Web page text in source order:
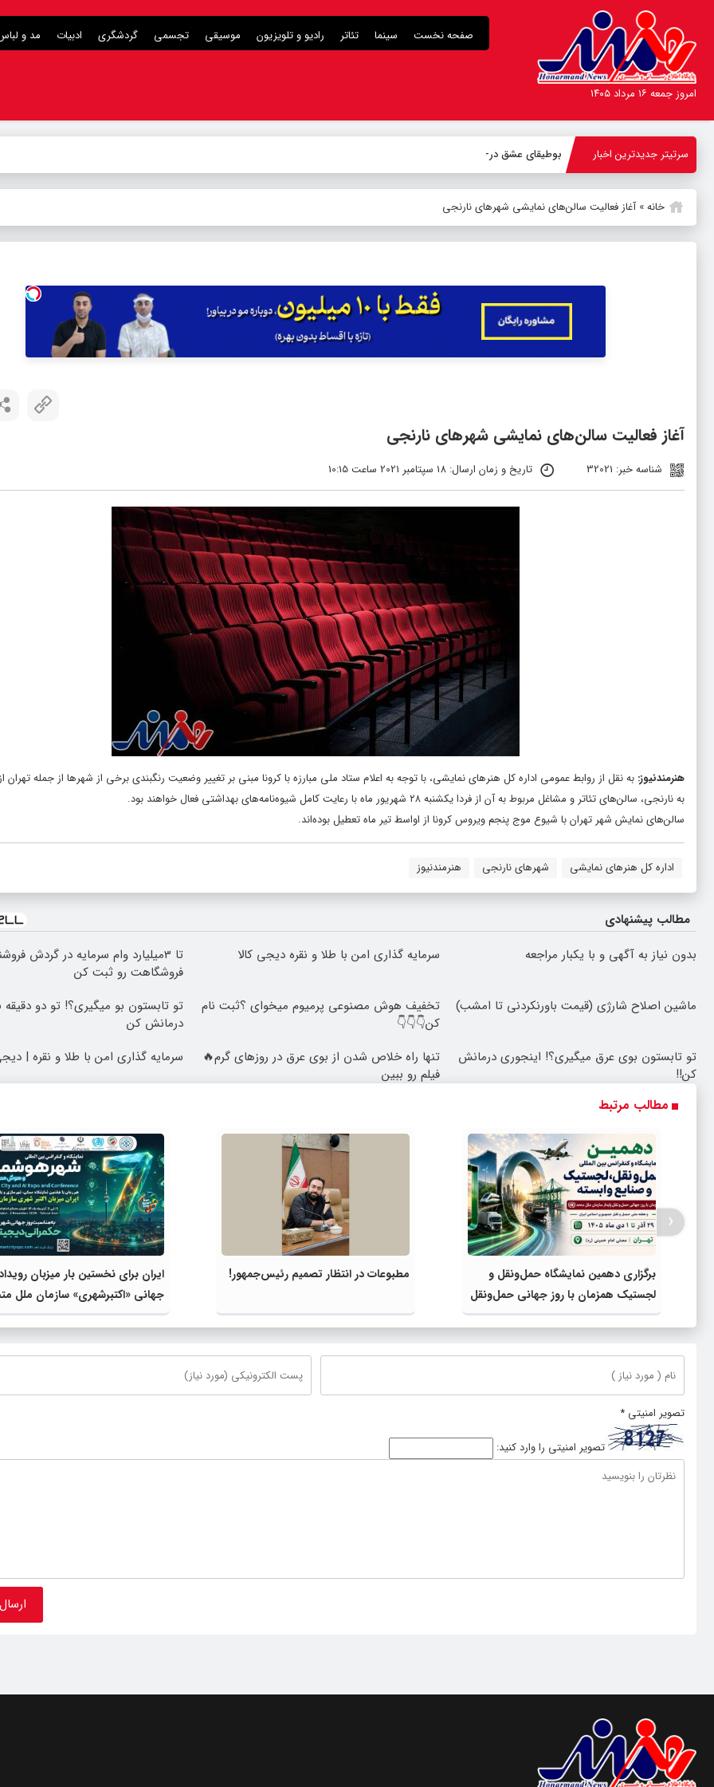
صفحه نخست سینما تئاتر رادیو و تلویزیون موسیقی تجسمی گردشگری ادبیات مد و
امروز جمعه ۱۶ مرداد ۱۴۰۵
سرتیتر جدیدترین اخبار بوطیقای عشق در هزاره معاص
خانه»آغاز فعالیت سالن‌های نمایشی شهرهای نارنجی
آغاز فعالیت سالن‌های نمایشی شهرهای نارنجی
شناسه خبر: 32021 تاریخ و زمان ارسال: 18 سپتامبر 2021 ساعت 10:15
هنرمندنیوز: به نقل از روابط عمومی اداره کل هنرهای نمایشی، با توجه به اعلام ستاد ملی مبارزه با کرونا مبنی بر تغییر وضعیت رنگبندی برخی از شهرها از جمله تهران
به نارنجی، سالن‌های تئاتر و مشاغل مربوط به آن از فردا یکشنبه ۲۸ شهریور ماه با رعایت کامل شیوه‌نامه‌های بهداشتی فعال خواهند بود.
سالن‌های نمایش شهر تهران با شیوع موج پنجم ویروس کرونا از اواسط تیر ماه تعطیل بوده‌اند.
اداره کل هنرهای نمایشی شهرهای نارنجی هنرمندنیوز
مطالب پیشنهادی
بدون نیاز به آگهی و با یکبار مراجعه
سرمایه گذاری امن با طلا و نقره دیجی کالا
تا 3میلیارد وام سرمایه در گردش
فروشگاهت رو ثبت کن
ماشین اصلاح شارژی (قیمت باورنکردنی تا امشب)
تخفیف هوش مصنوعی پرمیوم میخوای ؟ثبت نام
کن👇👇👇
تو تابستون بو میگیری؟! تو دو
درمانش کن
تو تابستون بوی عرق میگیری؟! اینجوری درمانش
کن!!
تنها راه خلاص شدن از بوی عرق در روزهای گرم🔥
فیلم رو ببین
سرمایه گذاری امن با طلا و نقره |
مطالب مرتبط
برگزاری دهمین نمایشگاه حمل‌ونقل و
لجستیک همزمان با روز جهانی حمل‌ونقل
پایدار سازمان ملل متحد
مطبوعات در انتظار تصمیم رئیس‌جمهور!
ایران برای نخستین بار میزبان
جهانی «اکتبرشهری» سازمان ملل
می‌شود
‹
تصویر امنیتی *
تصویر امنیتی را وارد کنید: